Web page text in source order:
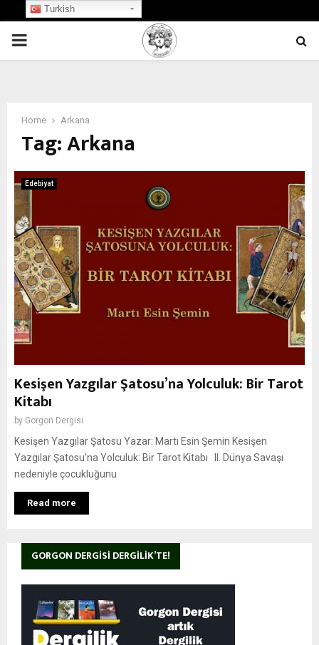
PRIMARY
Home Arkana
Tag:Arkana
Edebiyat
Kesişen Yazgılar Şatosu’na Yolculuk: Bir Tarot
Kitabı
by Gorgon Dergisi
Kesişen Yazgılar Şatosu Yazar: Martı Esin Şemin Kesişen
Yazgılar Şatosu’na Yolculuk: Bir Tarot Kitabı II. Dünya Savaşı
nedeniyle çocukluğunu
Read more
GORGON DERGISI DERGILIK’TE!
Turkish